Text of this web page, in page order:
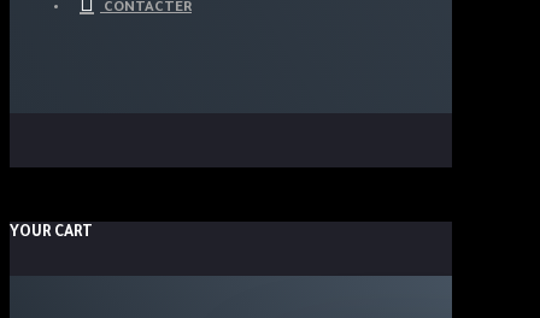
CONTACTER
YOUR CART